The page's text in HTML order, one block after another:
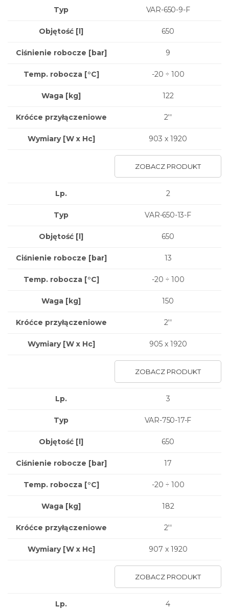
Typ
Objętość [l]
Ciśnienie robocze [bar]
Temp. robocza [°C]
Waga [kg]
Króćce przyłączeniowe
Wymiary [W x Hc]
VAR-650-9-F
650
9
-20 ÷ 100
122
2''
903 x 1920
ZOBACZ PRODUKT
Lp.
Typ
Objętość [l]
Ciśnienie robocze [bar]
Temp. robocza [°C]
Waga [kg]
Króćce przyłączeniowe
Wymiary [W x Hc]
2
VAR-650-13-F
650
13
-20 ÷ 100
150
2''
905 x 1920
ZOBACZ PRODUKT
Lp.
Typ
Objętość [l]
Ciśnienie robocze [bar]
Temp. robocza [°C]
Waga [kg]
Króćce przyłączeniowe
Wymiary [W x Hc]
3
VAR-750-17-F
650
17
-20 ÷ 100
182
2''
907 x 1920
ZOBACZ PRODUKT
Lp. 4